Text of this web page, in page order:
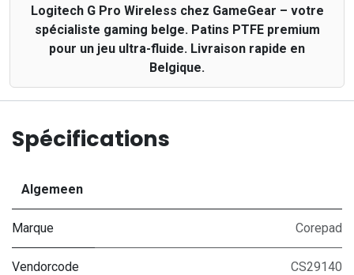
Logitech G Pro Wireless chez GameGear – votre
spécialiste gaming belge. Patins PTFE premium
pour un jeu ultra-fluide. Livraison rapide en
Belgique.
Spécifications
Algemeen
Marque Corepad
Vendorcode CS29140